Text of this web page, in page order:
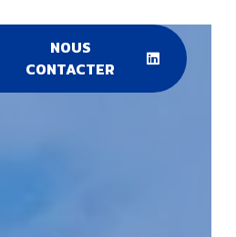
NOUS
CONTACTER